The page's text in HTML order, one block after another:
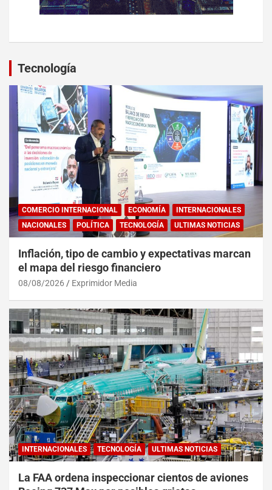
Tecnología
COMERCIO INTERNACIONAL ECONOMÍA
INTERNACIONALES
NACIONALES
POLÍTICA TECNOLOGÍA ULTIMAS NOTICIAS
Inflación, tipo de cambio y expectativas marcan
el mapa del riesgo financiero
08/08/2026 Exprimidor Media
INTERNACIONALES TECNOLOGÍA ULTIMAS NOTICIAS
La FAA ordena inspeccionar cientos de aviones